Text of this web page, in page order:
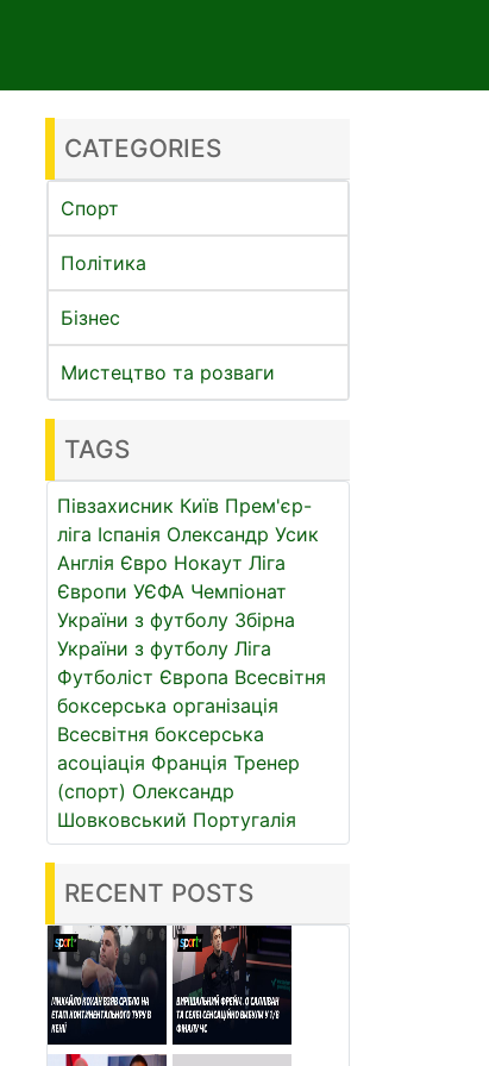
CATEGORIES
Спорт
Політика
Бізнес
Мистецтво та розваги
TAGS
Півзахисник Київ Прем'єр-
ліга Іспанія Олександр Усик
Англія Євро Нокаут Ліга
Європи УЄФА Чемпіонат
України з футболу Збірна
України з футболу Ліга
Футболіст Європа Всесвітня
боксерська організація
Всесвітня боксерська
асоціація Франція Тренер
(спорт) Олександр
Шовковський Португалія
RECENT POSTS